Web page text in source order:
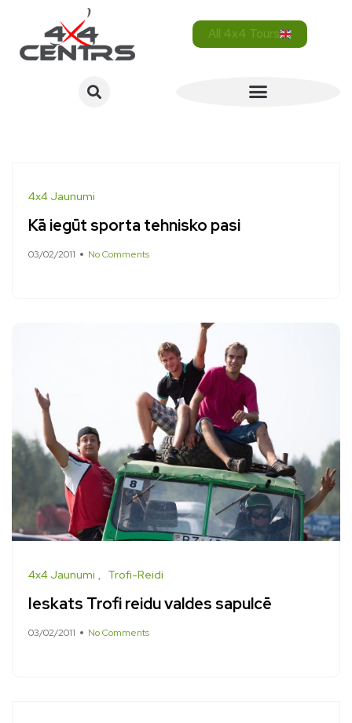
All 4x4 Tours
4x4 Jaunumi
Kā iegūt sporta tehnisko pasi
03/02/2011 No Comments
4x4 Jaunumi Trofi-Reidi
Ieskats Trofi reidu valdes sapulcē
03/02/2011 No Comments